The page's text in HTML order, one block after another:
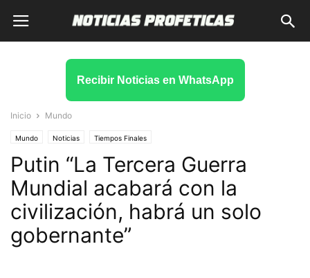
Recibir Noticias en WhatsApp
Inicio Mundo
Mundo Noticias Tiempos Finales
Putin “La Tercera Guerra
Mundial acabará con la
civilización, habrá un solo
gobernante”